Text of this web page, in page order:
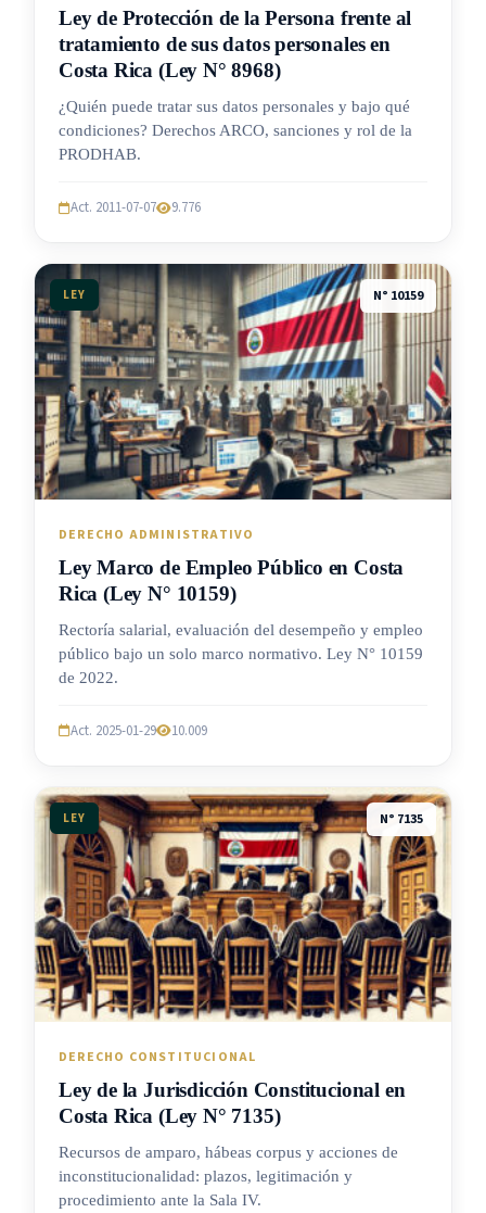
Ley de Protección de la Persona frente al
tratamiento de sus datos personales en
Costa Rica (Ley N° 8968)
¿Quién puede tratar sus datos personales y bajo qué
condiciones? Derechos ARCO, sanciones y rol de la
PRODHAB.
Act. 2011-07-07 9.776
LEY N° 10159
DERECHO ADMINISTRATIVO
Ley Marco de Empleo Público en Costa
Rica (Ley N° 10159)
Rectoría salarial, evaluación del desempeño y empleo
público bajo un solo marco normativo. Ley N° 10159
de 2022.
Act. 2025-01-29 10.009
LEY N° 7135
DERECHO CONSTITUCIONAL
Ley de la Jurisdicción Constitucional en
Costa Rica (Ley N° 7135)
Recursos de amparo, hábeas corpus y acciones de
inconstitucionalidad: plazos, legitimación y
procedimiento ante la Sala IV.